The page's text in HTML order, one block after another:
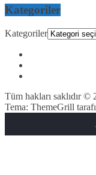
Kategoriler
Kategoriler
Tüm hakları saklıdır ©
Tema: ThemeGrill